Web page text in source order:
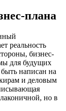
плана
реальность
бизнес-
для будущих
написан на
и деловым
но в